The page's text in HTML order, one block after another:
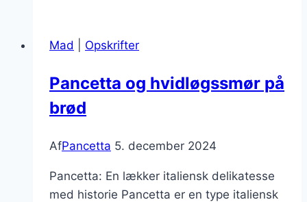
tomat
Mad Opskrifter
Pancetta og hvidløgssmør på
brød
AfPancetta 5. december 2024
Pancetta: En lækker italiensk delikatesse
med historie Pancetta er en type italiensk